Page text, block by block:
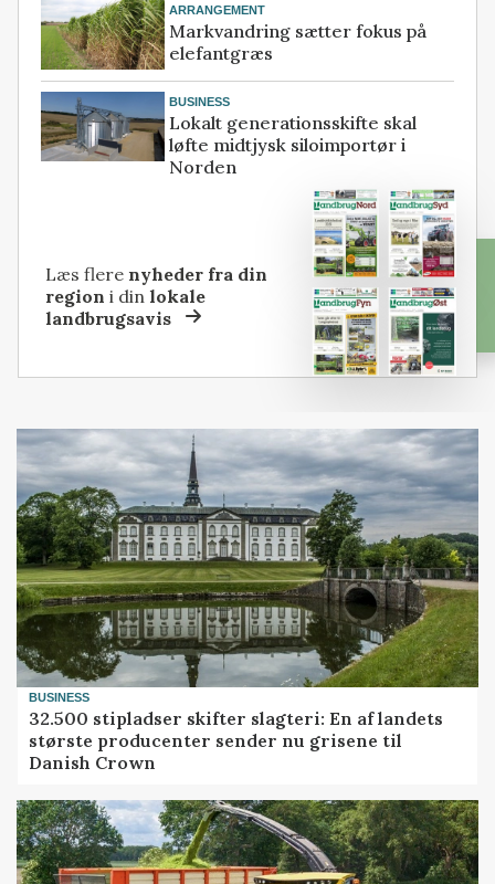
ARRANGEMENT
Markvandring sætter fokus på
elefantgræs
BUSINESS
Lokalt generationsskifte skal
løfte midtjysk siloimportør i
Norden
Læs flere nyheder fra din
region i dinlokale
landbrugsavis
BUSINESS
32.500 stipladser skifter slagteri: En af landets
største producenter sender nu grisene til
Danish Crown